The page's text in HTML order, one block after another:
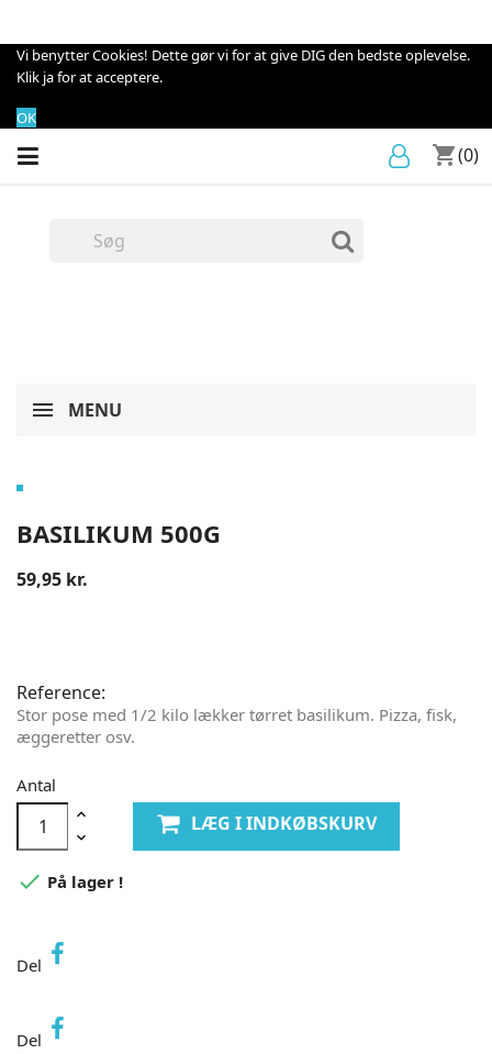
Vi benytter Cookies! Dette gør vi for at give DIG den bedste oplevelse.
Klik ja for at acceptere.
OK
shopping_cart(0)
MENU
BASILIKUM 500G
59,95 kr.
Reference:
Stor pose med 1/2 kilo lækker tørret basilikum. Pizza, fisk,
æggeretter osv.
Antal
LÆG I INDKØBSKURV
 På lager !
Del
Del